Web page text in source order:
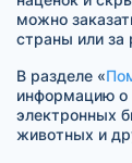
можно
страны или за
В разделе «
информацию о
электронных
животных и